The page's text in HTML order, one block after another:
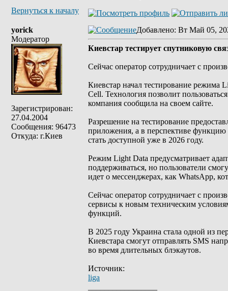
Вернуться к началу
yorick
Модератор
Зарегистрирован:
27.04.2004
Сообщения: 96473
Откуда: г.Киев
Добавлено: Вт Май 05,
Киевстар тестирует спутниковую
Сейчас оператор сотрудничает с
Киевстар начал тестирование режима
Cell. Технология позволит
компания сообщила на своем сайте.
Разрешение на тестирование
приложения, а в перспективе функцию
стать доступной уже в 2026 году.
Режим Light Data предусматривает
поддерживаться, но пользователи
идет о мессенджерах, как WhatsApp,
Сейчас оператор сотрудничает с
сервисы к новым техническим
функций.
В 2025 году Украина стала одной из
Киевстара смогут отправлять SMS
во время длительных блэкаутов.
Источник:
liga